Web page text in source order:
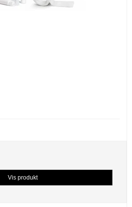
Vis produkt